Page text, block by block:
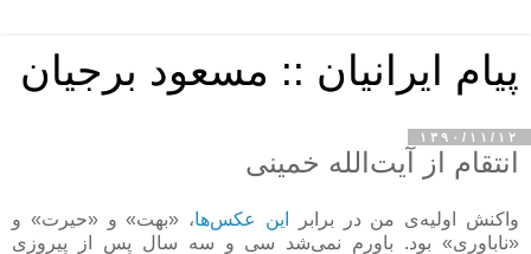
پیام ایرانیان :: مسعود برجیان
۱۳۹۰/۱۱/۱۲
انتقام از آیت‌الله خمینی
واکنش اولیه‌ی من در برابر این عکس‌ها، «بهت» و «حیرت» و
«ناباوری» بود. باورم نمی‌شد سی و سه سال پس از پیروزی